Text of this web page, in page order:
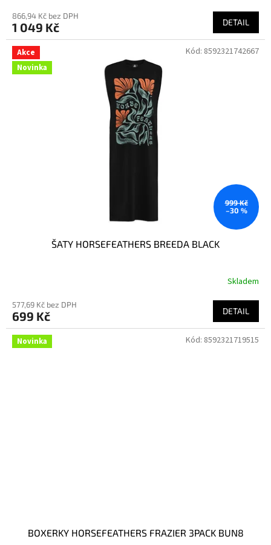
866,94 Kč bez DPH
1 049 Kč DETAIL
Akce
Novinka
999 Kč
–30 %
ŠATY HORSEFEATHERS BREEDA BLACK
Skladem
577,69 Kč bez DPH
699 Kč DETAIL
Kód: 8592321742667
Novinka
BOXERKY HORSEFEATHERS FRAZIER 3PACK BUN8
Kód: 8592321719515